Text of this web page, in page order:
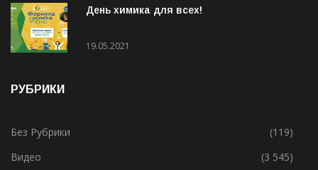
31.05.2021
День химика для всех!
Без Рубрики
(119)